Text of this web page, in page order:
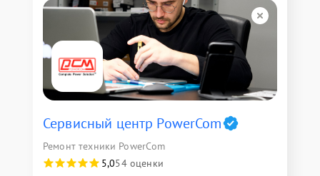
Сервисный центр PowerCom
Ремонт техники PowerCom
5,054 оценки